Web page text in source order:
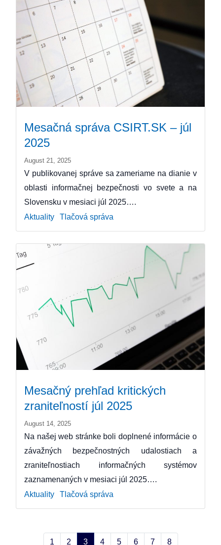
Mesačná správa CSIRT.SK – júl
2025
August 21, 2025
V publikovanej správe sa zameriame na dianie v
oblasti informačnej bezpečnosti vo svete a na
Slovensku v mesiaci júl 2025….
Aktuality
Tlačová správa
Mesačný prehľad kritických
zraniteľností júl 2025
August 14, 2025
Na našej web stránke boli doplnené informácie o
závažných bezpečnostných udalostiach a
zraniteľnostiach informačných systémov
zaznamenaných v mesiaci júl 2025….
Aktuality
Tlačová správa
1 2 3 4 5 6 7 8